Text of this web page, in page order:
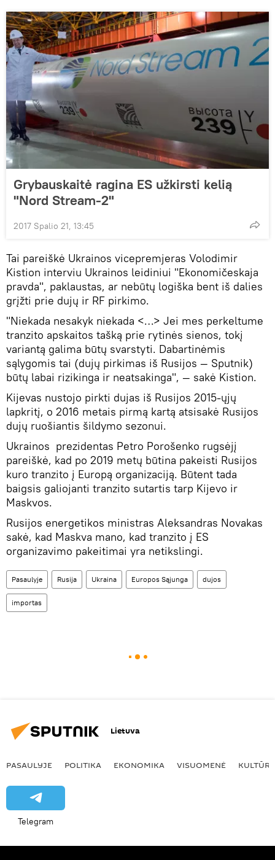
Grybauskaitė ragina ES užkirsti kelią
"Nord Stream-2"
2017 Spalio 21, 13:45
Tai pareiškė Ukrainos vicepremjeras Volodimir
Kistion interviu Ukrainos leidiniui "Ekonomičeskaja
pravda", paklaustas, ar nebūtų logiška bent iš dalies
grįžti prie dujų ir RF pirkimo.
"Niekada nesakyk niekada <…> Jei mes perkeltume
tranzito apskaitos tašką prie rytinės sienos, tokį
variantą galima būtų svarstyti. Dabartinėmis
sąlygomis tai (dujų pirkimas iš Rusijos — Sputnik)
būtų labai rizikinga ir neatsakinga", — sakė Kistion.
Kijevas nustojo pirkti dujas iš Rusijos 2015-ųjų
lapkritį, o 2016 metais pirmą kartą atsisakė Rusijos
dujų ruošiantis šildymo sezonui.
Ukrainos prezidentas Petro Porošenko rugsėjį
pareiškė, kad po 2019 metų būtina pakeisti Rusijos
kuro tranzito į Europą organizaciją. Būtent tada
baigsis galiojanti tranzito sutartis tarp Kijevo ir
Maskvos.
Rusijos energetikos ministras Aleksandras Novakas
sakė, kad Maskva mano, kad tranzito į ES
organizavimo pakeitimai yra netikslingi.
Pasaulyje Rusija Ukraina Europos Sąjunga dujos
importas
Lietuva
PASAULYJE POLITIKA EKONOMIKA VISUOMENĖ KULTŪRA
Telegram